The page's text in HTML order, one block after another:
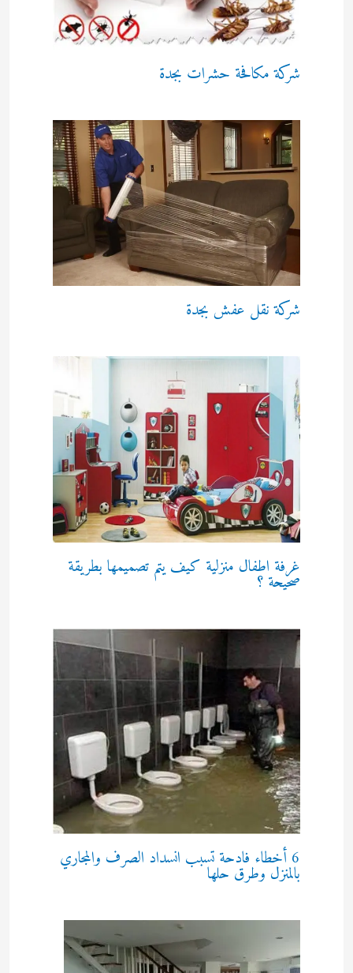
شركة مكافحة حشرات بجدة
شركة نقل عفش بجدة
غرفة اطفال منزلية كيف يتم تصميمها بطريقة
صحيحة ؟
6 أخطاء فادحة تسبب انسداد الصرف والمجاري
بالمنزل وطرق حلها